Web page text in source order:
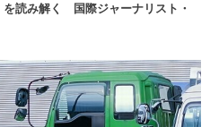
を読み解く 国際ジャーナリスト・